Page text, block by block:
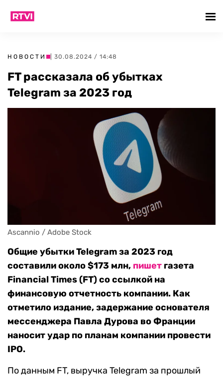
НОВОСТИ | 30.08.2024 / 14:48
FT рассказала об убытках
Telegram за 2023 год
Ascannio / Adobe Stock
Общие убытки Telegram за 2023 год
составили около $173 млн, пишет газета
Financial Times (FT) со ссылкой на
финансовую отчетность компании. Как
отметило издание, задержание основателя
мессенджера Павла Дурова во Франции
наносит удар по планам компании провести
IPO.
По данным FT, выручка Telegram за прошлый